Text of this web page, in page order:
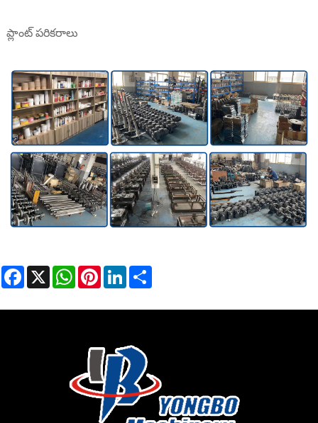
ప్లాంట్ పరికరాలు
Facebook
X WhatsAppPinterestLinkedIn